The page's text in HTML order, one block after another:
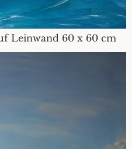
Leinwand 60 x 60 cm